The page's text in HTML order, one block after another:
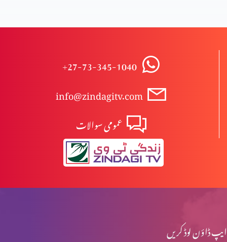
مسیحیت میں قبلہ؟
تبلیغِ مسیحیت یا درپیش رکاوٹین پارٹ 2
ارادہِ خداوند اور مسیحیت پارٹ 1
+27-73-345-1040
info@zindagitv.com
عمومی سوالات
ایپ ڈاؤن لوڈ کریں